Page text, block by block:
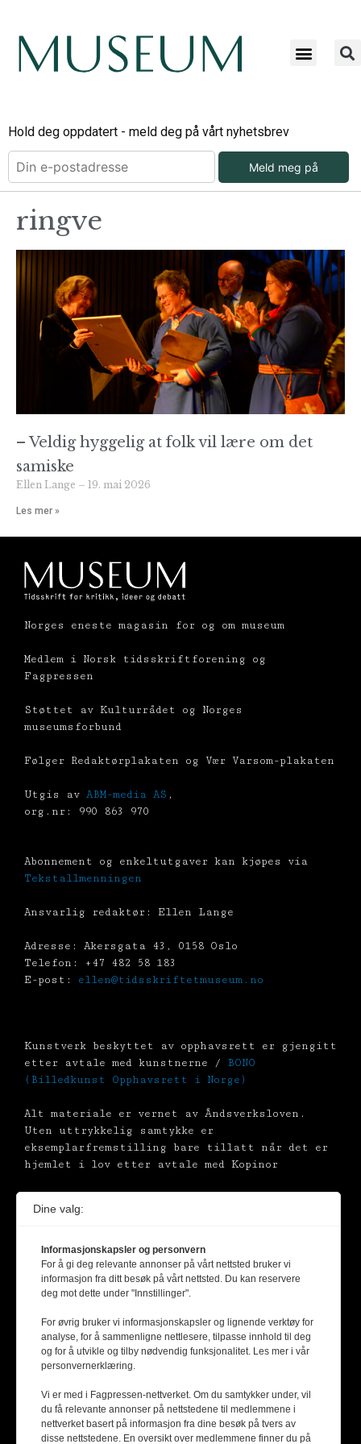
Hold deg oppdatert - meld deg på vårt nyhetsbrev
Meld meg på
ringve
– Veldig hyggelig at folk vil lære om det
samiske
Ellen Lange 19. mai 2026
Les mer »
Norges eneste magasin for og om museum
Medlem i Norsk tidsskriftforening og
Fagpressen
Støttet av Kulturrådet og Norges
museumsforbund
Følger Redaktørplakaten og Vær Varsom-plakaten
Utgis av ABM-media AS ,
org.nr: 990 863 970
Abonnement og enkeltutgaver kan kjøpes via
Tekstallmenningen
Ansvarlig redaktør: Ellen Lange
Adresse: Akersgata 43, 0158 Oslo
Telefon: +47 482 58 183
E-post: ellen@tidsskriftetmuseum.no
Kunstverk beskyttet av opphavsrett er gjengitt
etter avtale med kunstnerne / BONO
(Billedkunst Opphavsrett i Norge)
Alt materiale er vernet av Åndsverksloven.
Uten uttrykkelig samtykke er
eksemplarfremstilling bare tillatt når det er
hjemlet i lov etter avtale med Kopinor
Dine valg:
Informasjonskapsler og personvern
For å gi deg relevante annonser på vårt nettsted bruker vi
informasjon fra ditt besøk på vårt nettsted. Du kan reservere
deg mot dette under "Innstillinger".
For øvrig bruker vi informasjonskapsler og lignende verktøy for
analyse, for å sammenligne nettlesere, tilpasse innhold til deg
og for å utvikle og tilby nødvendig funksjonalitet. Les mer i vår
personvernerklæring.
Vi er med i Fagpressen-nettverket. Om du samtykker under, vil
du få relevante annonser på nettstedene til medlemmene i
nettverket basert på informasjon fra dine besøk på tvers av
disse nettstedene. En oversikt over medlemmene finner du på